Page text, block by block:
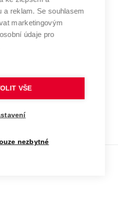
BRNĚ
a reklam. Se souhlasem
marketingovým
údaje pro
VŠE
nezbytné